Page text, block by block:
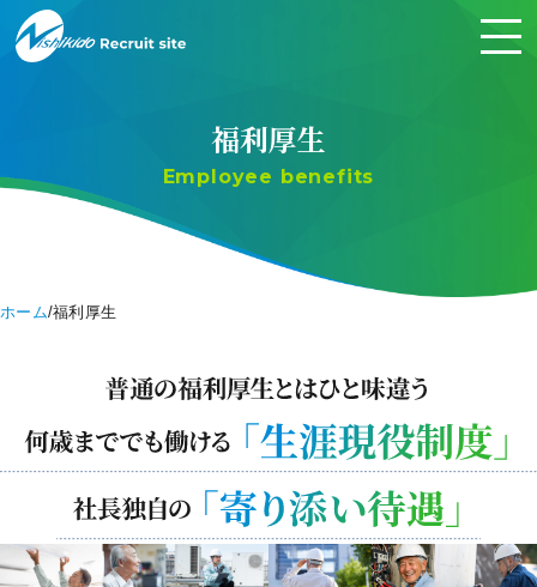
福利厚生
Employee benefits
ホーム 福利厚生